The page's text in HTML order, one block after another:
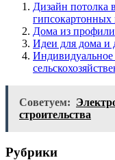
Дизайн потолка
гипсокартонных
Дома из
Идеи для дома и
Индивидуальное
Советуем:
строительства
Рубрики